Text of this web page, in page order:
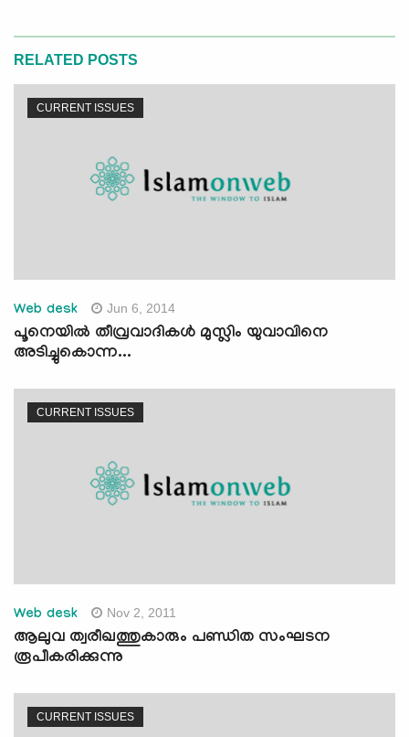
RELATED POSTS
CURRENT ISSUES
Web desk Jun 6, 2014
​പൂനെയില്‍ തീവ്രവാദികള്‍ മുസ്ലിം യുവാവിനെ
അടിച്ചുകൊന്ന...
CURRENT ISSUES
Web desk Nov 2, 2011
ആലുവ ത്വരീഖത്തുകാരും പണ്ഡിത സംഘടന
രൂപീകരിക്കുന്നു
CURRENT ISSUES